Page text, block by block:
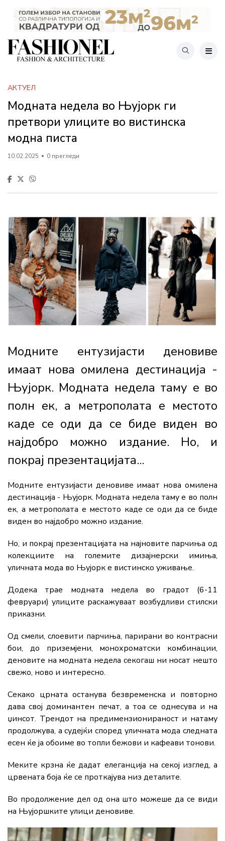
АКТУЕЛ
Модната недела во Њујорк ги
претвори улиците во вистинска
модна писта
10.02.2025 0 прегледи
Модните ентузијасти деновиве
имаат нова омилена дестинација -
Њујорк. Модната недела таму е во
полн ек, а метрополата е местото
каде се оди да се биде виден во
најдобро можно издание. Но, и
покрај презентацијата...
Модните ентузијасти деновиве имаат нова омилена
дестинација - Њујорк. Модната недела таму е во полн
ек, а метрополата е местото каде се оди да се биде
виден во најдобро можно издание.
Но, и покрај презентацијата на најновите парчиња од
колекциите на големите дизајнерски имиња,
уличната мода во Њујорк е вистинско уживање.
Додека трае модната недела во градот (6-11
февруари) улиците раскажуваат возбудливи стилски
приказни.
Од смели, слоевити парчиња, парирани во контрасни
бои, до приземјени, монохроматски комбинации,
деновите на модната недела секогаш ни носат нешто
свежо, ново и интересно.
Секако црната останува безвременска и повторно
дава свој доминантен печат, а тоа се однесува и на
џинсот. Трендот на предимензионираност и натаму
продолжува, а судејќи според уличната мода следната
есен ќе ја обоиме во топли бежови и кафеави тонови.
Меките крзна ќе дадат елеганција на секој изглед, а
црвената боја ќе се проткајува низ деталите.
Во продолжение дел од она што можеше да се види
на Њујоршките улици деновиве.